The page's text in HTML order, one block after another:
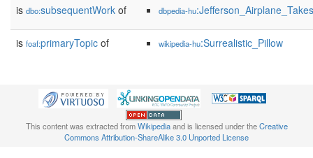
is dbo:subsequentWork of dbpedia-hu
is foaf:primaryTopic of wikipedia-hu:Surrealistic_Pillow
This content was extracted fromWikipediaand is licensed under theCreative
Commons Attribution-ShareAlike 3.0 Unported License